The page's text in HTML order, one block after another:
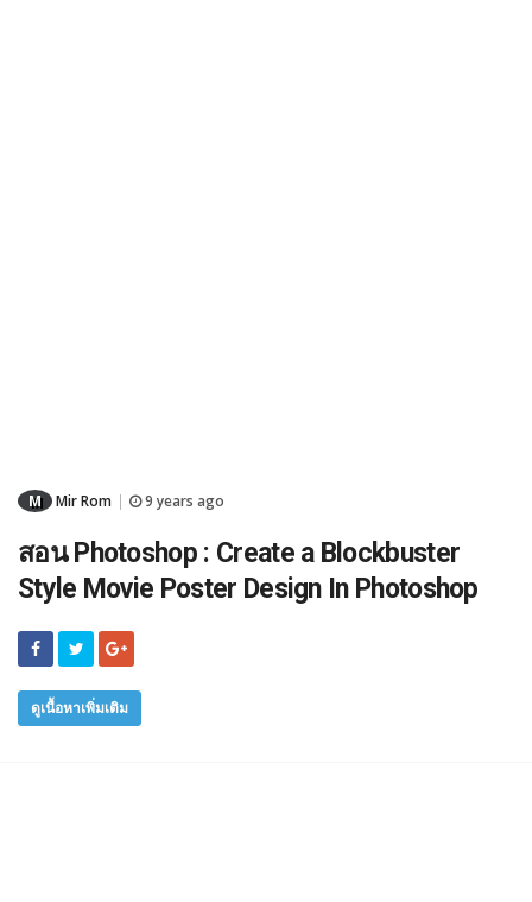
M Mir Rom 9 years ago
สอน Photoshop : Create a Blockbuster
Style Movie Poster Design In Photoshop
ดูเนื้อหาเพิ่มเติม